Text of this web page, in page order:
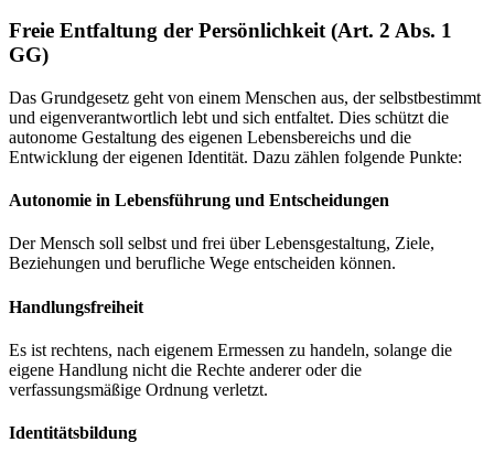
Freie Entfaltung der Persönlichkeit (Art. 2 Abs. 1
GG)
Das Grundgesetz geht von einem Menschen aus, der selbstbestimmt
und eigenverantwortlich lebt und sich entfaltet. Dies schützt die
autonome Gestaltung des eigenen Lebensbereichs und die
Entwicklung der eigenen Identität. Dazu zählen folgende Punkte:
Autonomie in Lebensführung und Entscheidungen
Der Mensch soll selbst und frei über Lebensgestaltung, Ziele,
Beziehungen und berufliche Wege entscheiden können.
Handlungsfreiheit
Es ist rechtens, nach eigenem Ermessen zu handeln, solange die
eigene Handlung nicht die Rechte anderer oder die
verfassungsmäßige Ordnung verletzt.
Identitätsbildung